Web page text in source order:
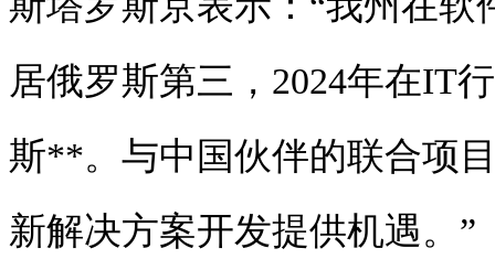
居俄罗斯第三，2024年在IT
斯**。与中国伙伴的联合项
新解决方案开发提供机遇。”